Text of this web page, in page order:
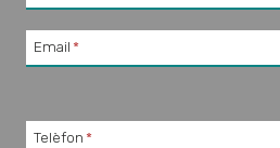
Email *
Telèfon *